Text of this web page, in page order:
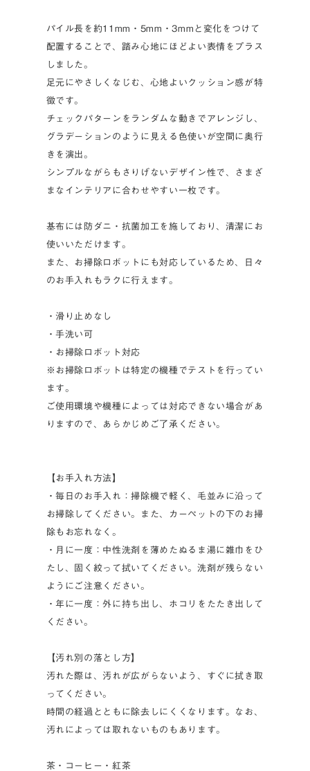
パイル長を約11mm・5mm・3mmと変化をつけて
配置することで、踏み心地にほどよい表情をプラス
しました。
足元にやさしくなじむ、心地よいクッション感が特
徴です。
チェックパターンをランダムな動きでアレンジし、
グラデーションのように見える色使いが空間に奥行
きを演出。
シンプルながらもさりげないデザイン性で、さまざ
まなインテリアに合わせやすい一枚です。
基布には防ダニ・抗菌加工を施しており、清潔にお
使いいただけます。
また、お掃除ロボットにも対応しているため、日々
のお手入れもラクに行えます。
・滑り止めなし
・手洗い可
・お掃除ロボット対応
※お掃除ロボットは特定の機種でテストを行ってい
ます。
ご使用環境や機種によっては対応できない場合があ
りますので、あらかじめご了承ください。
【お手入れ方法】
・毎日のお手入れ：掃除機で軽く、毛並みに沿って
お掃除してください。また、カーペットの下のお掃
除もお忘れなく。
・月に一度：中性洗剤を薄めたぬるま湯に雑巾をひ
たし、固く絞って拭いてください。洗剤が残らない
ようにご注意ください。
・年に一度：外に持ち出し、ホコリをたたき出して
ください。
【汚れ別の落とし方】
汚れた際は、汚れが広がらないよう、すぐに拭き取
ってください。
時間の経過とともに除去しにくくなります。なお、
汚れによっては取れないものもあります。
茶・コーヒー・紅茶